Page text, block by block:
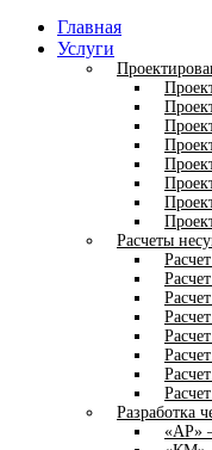
Главная
Услуги
Расчеты
Разработка
«АР»